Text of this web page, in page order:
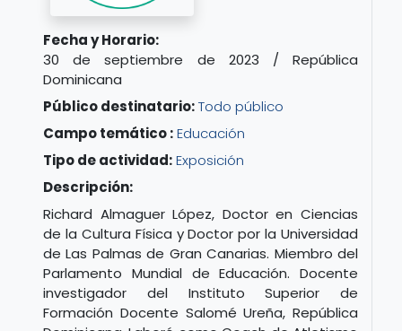
Fecha y Horario:
30 de septiembre de 2023 / República
Dominicana
Público destinatario:Todo público
Campo temático :Educación
Tipo de actividad:Exposición
Descripción:
Richard Almaguer López, Doctor en Ciencias
de la Cultura Física y Doctor por la Universidad
de Las Palmas de Gran Canarias. Miembro del
Parlamento Mundial de Educación. Docente
investigador del Instituto Superior de
Formación Docente Salomé Ureña, República